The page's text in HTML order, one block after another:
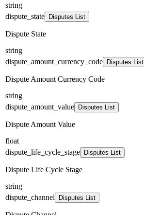
string
dispute_state
Disputes List
Dispute State
string
dispute_amount_currency_code
Disputes List
Dispute Amount Currency Code
string
dispute_amount_value
Disputes List
Dispute Amount Value
float
dispute_life_cycle_stage
Disputes List
Dispute Life Cycle Stage
string
dispute_channel
Disputes List